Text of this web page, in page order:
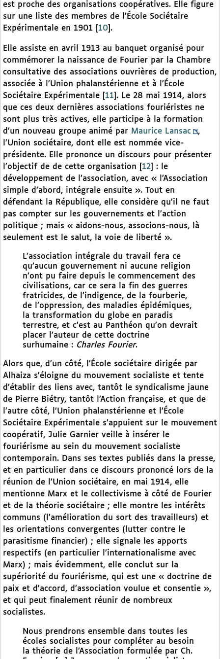
est proche des organisations coopératives. Elle figure
sur une liste des membres de l’École Sociétaire
Expérimentale en 1901
10 .
Elle assiste en avril 1913 au banquet organisé pour
commémorer la naissance de Fourier par la Chambre
consultative des associations ouvrières de production,
associée à l’Union phalanstérienne et à l’École
Sociétaire Expérimentale
11 . Le 28 mai 1914, alors
que ces deux dernières associations fouriéristes ne
sont plus très actives, elle participe à la formation
d’un nouveau groupe animé par Maurice Lansac
,
l’Union sociétaire, dont elle est nommée vice-
présidente. Elle prononce un discours pour présenter
l’objectif de de cette organisation
12
: le
développement de l’association, avec « l’Association
simple d’abord, intégrale ensuite ». Tout en
défendant la République, elle considère qu’il ne faut
pas compter sur les gouvernements et l’action
politique ; mais « aidons-nous, associons-nous, là
seulement est le salut, la voie de liberté ».
L’association intégrale du travail fera ce
qu’aucun gouvernement ni aucune religion
n’ont pu faire depuis le commencement des
civilisations, car ce sera la fin des guerres
fratricides, de l’indigence, de la fourberie,
de l’oppression, des maladies épidémiques,
la transformation du globe en paradis
terrestre, et c’est au Panthéon qu’on devrait
placer l’auteur de cette doctrine
surhumaine : Charles Fourier.
Alors que, d’un côté, l’École sociétaire dirigée par
Alhaiza s’éloigne du mouvement socialiste et tente
d’établir des liens avec, tantôt le syndicalisme jaune
de Pierre Biétry, tantôt l’Action française, et que de
l’autre côté, l’Union phalanstérienne et l’École
Sociétaire Expérimentale s’appuient sur le mouvement
coopératif, Julie Garnier veille à insérer le
fouriérisme au sein du mouvement socialiste
contemporain. Dans ses textes publiés dans la presse,
et en particulier dans ce discours prononcé lors de la
réunion de l’Union sociétaire, en mai 1914, elle
mentionne Marx et le collectivisme à côté de Fourier
et de la théorie sociétaire ; elle montre les intérêts
communs (l’amélioration du sort des travailleurs) et
les orientations convergentes (lutter contre le
parasitisme financier) ; elle signale les apports
respectifs (en particulier l’internationalisme avec
Marx) ; mais évidemment, elle conclut sur la
supériorité du fouriérisme, qui est une « doctrine de
paix et d’accord, d’association voulue et consentie »,
et qui peut finalement réunir de nombreux
socialistes.
Nous prendrons ensemble dans toutes les
écoles socialistes pour compléter au besoin
la théorie de l’Association formulée par Ch.